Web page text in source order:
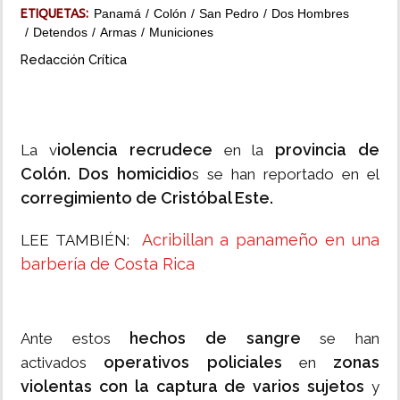
ETIQUETAS: Panamá Colón San Pedro
Dos Hombres
Detendos
Armas Municiones
Redacción Crítica
La violencia recrudece en la provincia de
Colón. Dos homicidios se han reportado en el
corregimiento de Cristóbal Este.
LEE TAMBIÉN: Acribillan a panameño en una
barbería de Costa Rica
Ante estos hechos de sangre se han
activados operativos policiales en zonas
violentas con la captura de varios sujetos y